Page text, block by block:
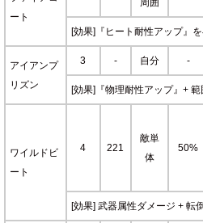
ート
周囲
[効果]『ヒート耐性アップ』
アイアンプ
リズン
3 - 自分 -
[効果]『物理耐性アップ』+
ワイルドビ
ート
4 221
敵単
体
50%
[効果] 武器属性ダメージ + 転